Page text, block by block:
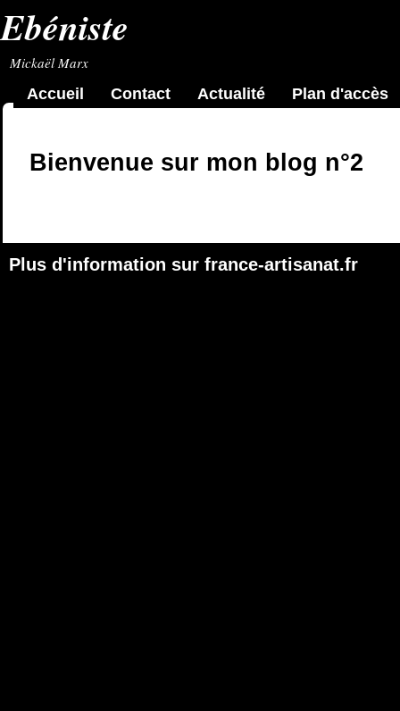
Ebéniste
Mickaël Marx
Bienvenue sur mon blog n°2
Plus d'information sur france-artisanat.fr
Accueil Contact Actualité Plan d'accès